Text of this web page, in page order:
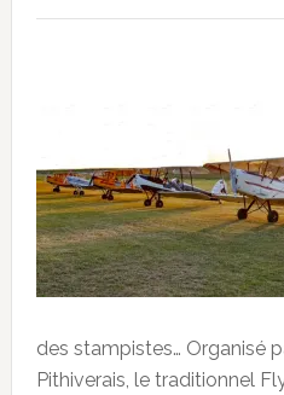
des stampistes… Organisé
Pithiverais, le traditionnel